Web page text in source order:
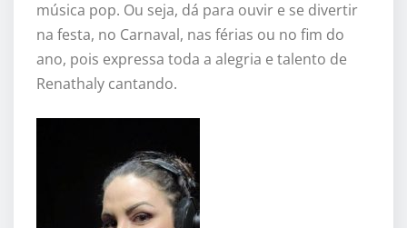
música pop. Ou seja, dá para ouvir e se divertir
na festa, no Carnaval, nas férias ou no fim do
ano, pois expressa toda a alegria e talento de
Renathaly cantando.